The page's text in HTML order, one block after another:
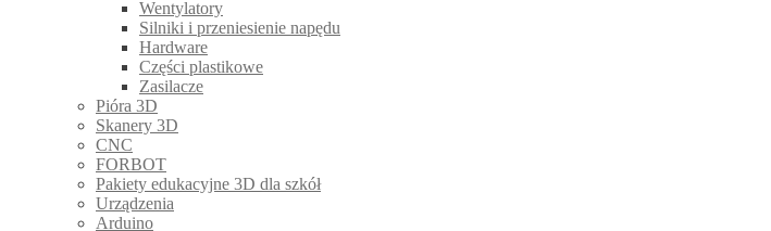
Wentylatory
Silniki i przeniesienie napędu
Hardware
Części plastikowe
Zasilacze
Pióra 3D
Skanery 3D
CNC
FORBOT
Pakiety edukacyjne 3D dla szkół
Urządzenia
Arduino